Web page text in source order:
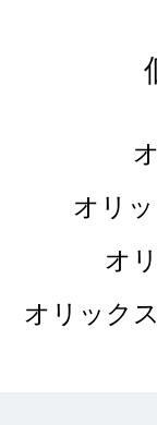
認くださ
〔フラン
へのフラ
３．
ます。
オリ
オ
オリック